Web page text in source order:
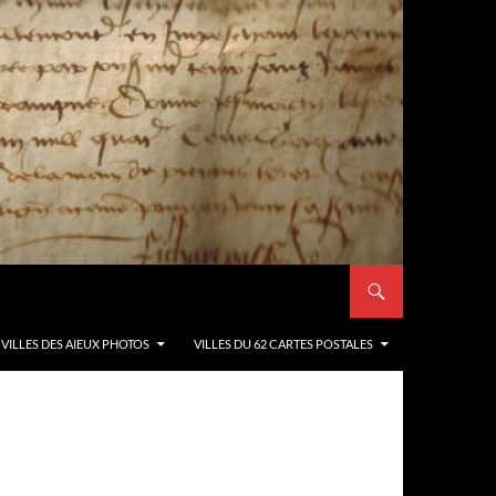
VILLES DES AIEUX PHOTOS VILLES DU 62 CARTES POSTALES